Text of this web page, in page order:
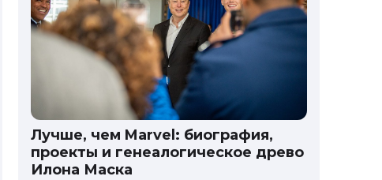
Лучше, чем Marvel: биография,
проекты и генеалогическое древо
Илона Маска